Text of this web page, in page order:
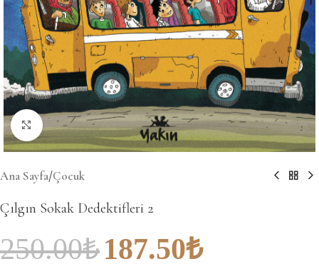
Büyütmek için tıklayın
Ana Sayfa/Çocuk
Çılgın Sokak Dedektifleri 2
250.00₺187.50₺